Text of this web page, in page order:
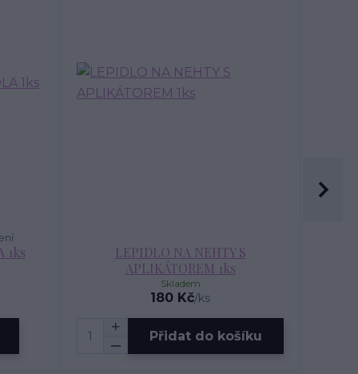
1ks
LEPIDLO NA NEHTY S
APLIKÁTOREM 1ks
180 Kč/ks
Skladem
Přidat do košíku